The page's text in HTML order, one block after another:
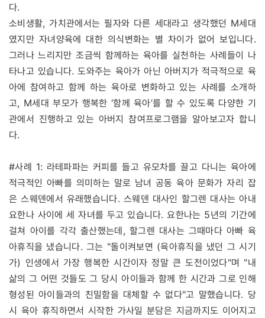
다.
소비생활, 가치관에서는 필자와 다른 세대라고 생각했던 M세대
였지만 자녀양육에 대한 의식변화는 별 차이가 없어 보입니다.
그러나 느리지만 조금씩 함께하는 육아를 실천하는 사례들이 나
타나고 있습니다. 도와주는 육아가 아닌 아버지가 적극적으로 육
아에 참여하고 함께 하는 육아로 변화하고 있는 사례를 소개하
고, M세대 부모가 행복한 ‘함께 육아’를 할 수 있도록 다양한 기
관에서 진행하고 있는 아버지 참여프로그램을 알아보고자 합니
다.
#사례 1: 라테파파는 커피를 들고 유모차를 끌고 다니는 육아에
적극적인 아빠를 의미하는 말로 남녀 공동 육아 문화가 자리 잡
은 스웨덴에서 유래했습니다. 스웨덴 대사인 할그렌 대사는 아내
요한나 사이에 세 자녀를 두고 있습니다. 요한나는 5년의 기간에
걸쳐 아이를 각각 출산했는데, 할그렌 대사는 그때마다 아빠 육
아휴직을 냈습니다. 그는 "돌이켜보면 (육아휴직을 냈던 그 시기
가) 인생에서 가장 행복한 시간이자 정말 큰 도전이었다"며 "내
삶의 그 어떤 것들도 그 당시 아이들과 함께 한 시간과 그로 인해
형성된 아이들과의 친밀함을 대체할 수 없다"고 말했습니다. 당
시 육아 휴직하면서 시작한 가사일 분담은 지금까지도 이어지고